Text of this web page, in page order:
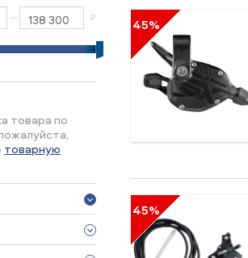
— ₽
товара по
товарную
45%
45%